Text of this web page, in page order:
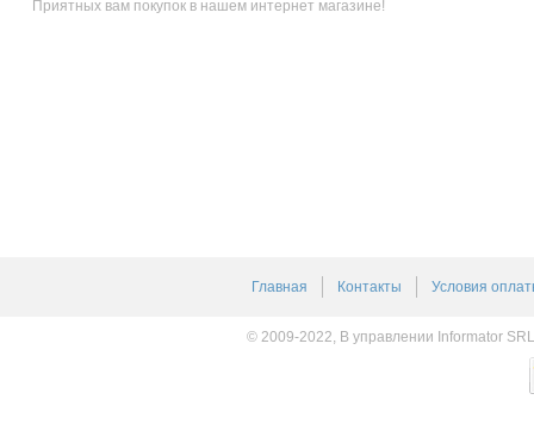
Приятных вам покупок в нашем интернет магазине!
Главная Контакты Условия
© 2009-2022, В управлении Informator SRL